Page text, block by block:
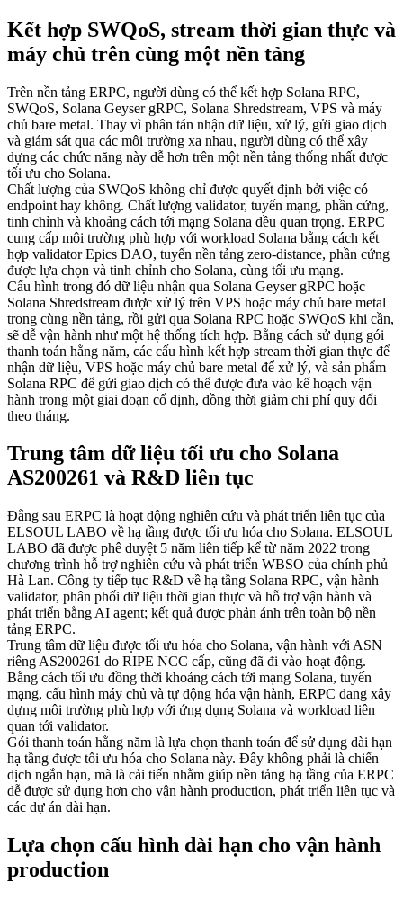
Kết hợp SWQoS, stream thời gian thực và
máy chủ trên cùng một nền tảng
Trên nền tảng ERPC, người dùng có thể kết hợp Solana RPC,
SWQoS, Solana Geyser gRPC, Solana Shredstream, VPS và máy
chủ bare metal. Thay vì phân tán nhận dữ liệu, xử lý, gửi giao dịch
và giám sát qua các môi trường xa nhau, người dùng có thể xây
dựng các chức năng này dễ hơn trên một nền tảng thống nhất được
tối ưu cho Solana.
Chất lượng của SWQoS không chỉ được quyết định bởi việc có
endpoint hay không. Chất lượng validator, tuyến mạng, phần cứng,
tinh chỉnh và khoảng cách tới mạng Solana đều quan trọng. ERPC
cung cấp môi trường phù hợp với workload Solana bằng cách kết
hợp validator Epics DAO, tuyến nền tảng zero-distance, phần cứng
được lựa chọn và tinh chỉnh cho Solana, cùng tối ưu mạng.
Cấu hình trong đó dữ liệu nhận qua Solana Geyser gRPC hoặc
Solana Shredstream được xử lý trên VPS hoặc máy chủ bare metal
trong cùng nền tảng, rồi gửi qua Solana RPC hoặc SWQoS khi cần,
sẽ dễ vận hành như một hệ thống tích hợp. Bằng cách sử dụng gói
thanh toán hằng năm, các cấu hình kết hợp stream thời gian thực để
nhận dữ liệu, VPS hoặc máy chủ bare metal để xử lý, và sản phẩm
Solana RPC để gửi giao dịch có thể được đưa vào kế hoạch vận
hành trong một giai đoạn cố định, đồng thời giảm chi phí quy đổi
theo tháng.
Trung tâm dữ liệu tối ưu cho Solana
AS200261 và R&D liên tục
Đằng sau ERPC là hoạt động nghiên cứu và phát triển liên tục của
ELSOUL LABO về hạ tầng được tối ưu hóa cho Solana. ELSOUL
LABO đã được phê duyệt 5 năm liên tiếp kể từ năm 2022 trong
chương trình hỗ trợ nghiên cứu và phát triển WBSO của chính phủ
Hà Lan. Công ty tiếp tục R&D về hạ tầng Solana RPC, vận hành
validator, phân phối dữ liệu thời gian thực và hỗ trợ vận hành và
phát triển bằng AI agent; kết quả được phản ánh trên toàn bộ nền
tảng ERPC.
Trung tâm dữ liệu được tối ưu hóa cho Solana, vận hành với ASN
riêng AS200261 do RIPE NCC cấp, cũng đã đi vào hoạt động.
Bằng cách tối ưu đồng thời khoảng cách tới mạng Solana, tuyến
mạng, cấu hình máy chủ và tự động hóa vận hành, ERPC đang xây
dựng môi trường phù hợp với ứng dụng Solana và workload liên
quan tới validator.
Gói thanh toán hằng năm là lựa chọn thanh toán để sử dụng dài hạn
hạ tầng được tối ưu hóa cho Solana này. Đây không phải là chiến
dịch ngắn hạn, mà là cải tiến nhằm giúp nền tảng hạ tầng của ERPC
dễ được sử dụng hơn cho vận hành production, phát triển liên tục và
các dự án dài hạn.
Lựa chọn cấu hình dài hạn cho vận hành
production